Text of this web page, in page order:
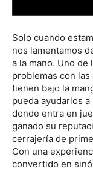
Solo cuando
nos lamentamos
a la mano. Uno
problemas con
tienen bajo la
pueda ayudarlos
donde entra en
ganado su
cerrajería de
Con una
convertido en